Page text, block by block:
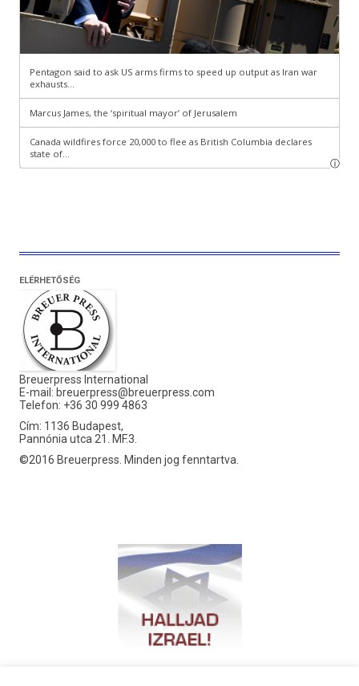
ELÉRHETŐSÉG
Breuerpress International
E-mail: breuerpress@breuerpress.com
Telefon: +36 30 999 4863
Cím: 1136 Budapest,
Pannónia utca 21. MF.3.
©2016 Breuerpress. Minden jog fenntartva.